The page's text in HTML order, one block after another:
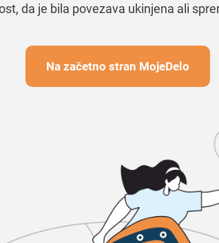
da je bila povezava ukinjena ali
Na začetno stran MojeDelo